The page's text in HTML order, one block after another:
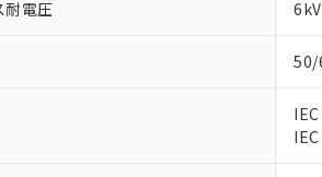
耐電圧 6kV
50/